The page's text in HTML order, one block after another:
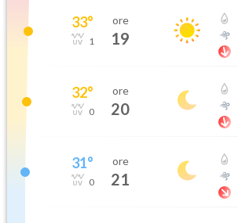
33°
1
ore
19
32°
0
ore
20
31°
0
ore
21